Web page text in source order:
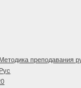
преподавания